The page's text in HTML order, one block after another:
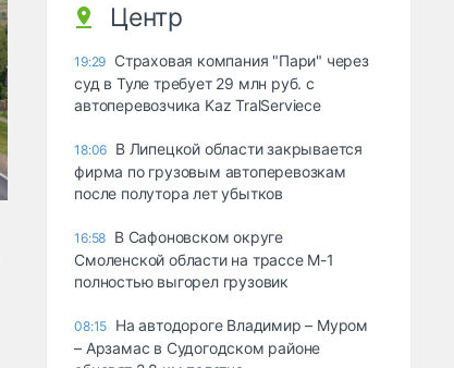
Центр
19:29 Страховая компания "Пари" через
суд в Туле требует 29 млн руб. с
автоперевозчика Kaz TralServiece
18:06 В Липецкой области закрывается
фирма по грузовым автоперевозкам
после полутора лет убытков
16:58 В Сафоновском округе
Смоленской области на трассе М-1
полностью выгорел грузовик
08:15 На автодороге Владимир – Муром
– Арзамас в Судогодском районе